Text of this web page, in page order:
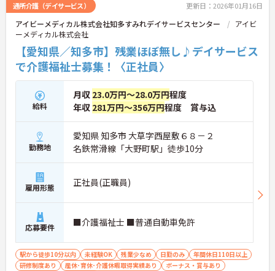
通所介護（デイサービス） 更新日：2026年01月16日
アイビーメディカル株式会社知多すみれデイサービスセンター
アイビ
ーメディカル株式会社
【愛知県／知多市】残業ほぼ無し♪デイサービス
で介護福祉士募集！〈正社員〉
給料
月収 23.0万円～28.0万円程度
年収 281万円～356万円程度 賞与込
勤務地
愛知県 知多市 大草字西屋敷６８－２
名鉄常滑線「大野町駅」徒歩10分
雇用形態 正社員(正職員)
応募要件 ■介護福祉士 ■普通自動車免許
駅から徒歩10分以内 未経験OK 残業少なめ 日勤のみ
年間休日110日以上
研修制度あり
産休･育休･介護休暇取得実績あり
ボーナス・賞与あり